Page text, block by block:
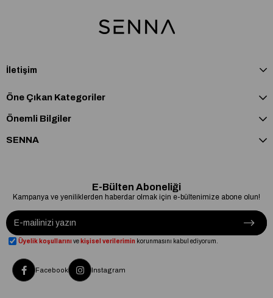
İletişim
Öne Çıkan Kategoriler
Önemli Bilgiler
SENNA
E-Bülten Aboneliği
Kampanya ve yeniliklerden haberdar olmak için e-bültenimize abone olun!
Üyelik koşullarını ve kişisel verilerimin korunmasını kabul ediyorum.
Facebook Instagram